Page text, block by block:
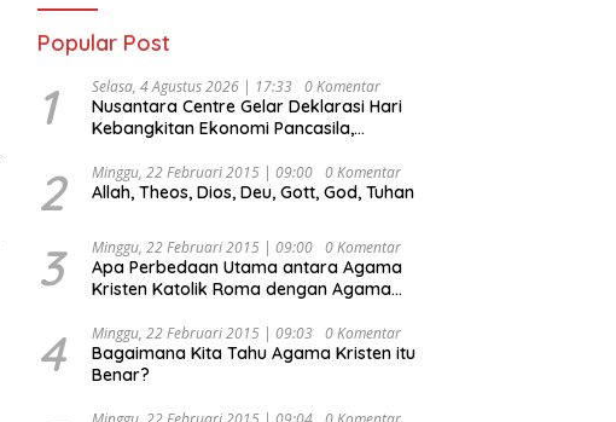
Popular Post
1 Selasa, 4 Agustus 2026 | 17:33 0 Komentar
Nusantara Centre Gelar Deklarasi Hari
Kebangkitan Ekonomi Pancasila,
Djojohadikusumo Anti Penjajahan
(Pergolakan Ekonomi Politik Indonesia) &
Undang Perekonomian Nasional dan
Kesejahteraan Sosial dalam Menata
Bangsa Menuju Indonesia Emas 2045”,
2 Minggu, 22 Februari 2015 | 09:00 0 Komentar
Allah, Theos, Dios, Deu, Gott, God, Tuhan
3 Minggu, 22 Februari 2015 | 09:00 0 Komentar
Apa Perbedaan Utama antara Agama
Kristen Katolik Roma dengan Agama
4 Minggu, 22 Februari 2015 | 09:03 0 Komentar
Bagaimana Kita Tahu Agama Kristen itu
Benar?